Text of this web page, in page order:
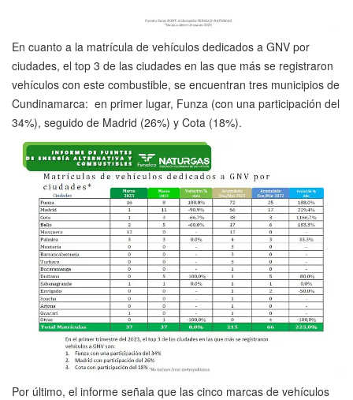
En cuanto a la matrícula de vehículos dedicados a GNV por
ciudades, el top 3 de las ciudades en las que más se registraron
vehículos con este combustible, se encuentran tres municipios de
Cundinamarca: en primer lugar, Funza (con una participación del
34%), seguido de Madrid (26%) y Cota (18%).
Por último, el informe señala que las cinco marcas de vehículos